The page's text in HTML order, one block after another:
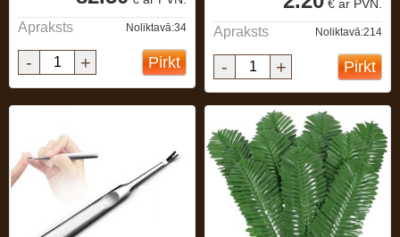
Apraksts Noliktavā:34
- + Pirkt
€ ar PVN.
Apraksts Noliktavā:214
- + Pirkt